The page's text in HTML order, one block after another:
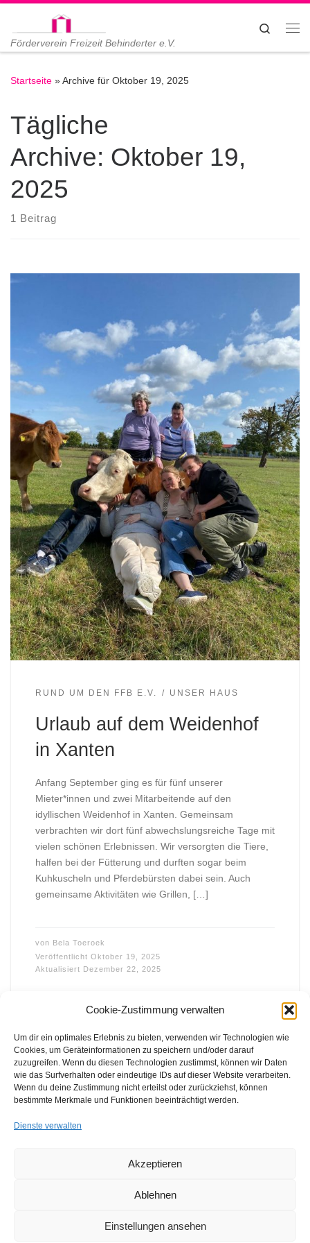
Cookie-Zustimmung verwalten
Um dir ein optimales Erlebnis zu bieten, verwenden wir Technologien wie
Cookies, um Geräteinformationen zu speichern und/oder darauf
zuzugreifen. Wenn du diesen Technologien zustimmst, können wir Daten
wie das Surfverhalten oder eindeutige IDs auf dieser Website verarbeiten.
Wenn du deine Zustimmung nicht erteilst oder zurückziehst, können
bestimmte Merkmale und Funktionen beeinträchtigt werden.
Dienste verwalten
Akzeptieren
Ablehnen
Einstellungen ansehen
Zum Inhalt springen
Förderverein Freizeit Behinderter e.V.
Search
Startseite »Archive für Oktober 19, 2025
Tägliche
Archive: Oktober 19,
2025
1 Beitrag
RUND UM DEN FFB E.V. UNSER HAUS
Urlaub auf dem Weidenhof
in Xanten
Anfang September ging es für fünf unserer
Mieter*innen und zwei Mitarbeitende auf den
idyllischen Weidenhof in Xanten. Gemeinsam
verbrachten wir dort fünf abwechslungsreiche Tage mit
vielen schönen Erlebnissen. Wir versorgten die Tiere,
halfen bei der Fütterung und durften sogar beim
Kuhkuscheln und Pferdebürsten dabei sein. Auch
gemeinsame Aktivitäten wie Grillen, […]
von Bela Toeroek
Veröffentlicht Oktober 19, 2025
Aktualisiert Dezember 22, 2025
FFB e.V. • Benraderstr. 189 • 47804 Krefeld • Tel. 0 21 51 – 610
300 • Fax 0 21 51 – 610 330 •info@ffb-krefeld.de